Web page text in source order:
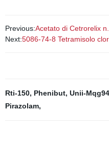
Previous:Acetato di Cetrorelix
Next:5086-74-8 Tetramisolo
Rti-150, Phenibut, Unii-
Pirazolam,